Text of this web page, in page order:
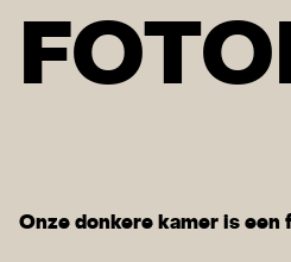
Onze donkere kamer is een